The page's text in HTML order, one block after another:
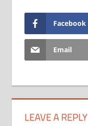
Facebook
Email
LEAVE A REPLY